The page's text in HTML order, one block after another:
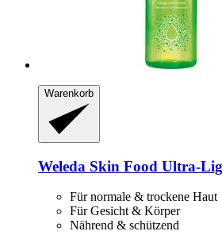
Warenkorb
Weleda Skin Food Ultra-​
Für normale & trockene Haut
Für Gesicht & Körper
Nährend & schützend